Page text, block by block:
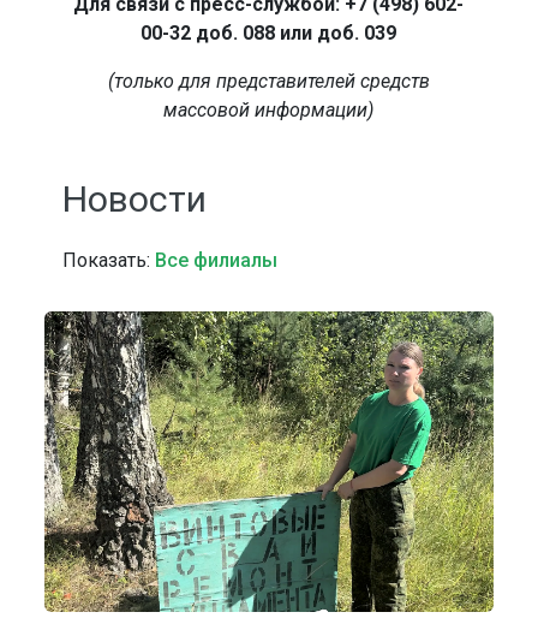
00-32 доб. 088 или доб. 039
(только для представителей средств
массовой информации)
Новости
Показать: Все филиалы